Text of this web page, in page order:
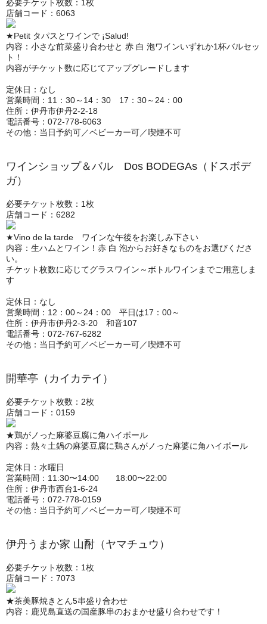
必要チケット枚数：1枚
店舗コード：6063
★Petit タパスとワインで ¡Salud!
内容：小さな前菜盛り合わせと 赤 白 泡ワインいずれか1杯バルセッ
ト！
内容がチケット数に応じてアップグレードします
定休日：なし
営業時間：11：30～14：30 17：30～24：00
住所：伊丹市伊丹2-2-18
電話番号：072-778-6063
その他：当日予約可／ベビーカー可／喫煙不可
ワインショップ＆バル Dos BODEGAs（ドスボデ
ガ）
必要チケット枚数：1枚
店舗コード：6282
★Vino de la tarde ワインな午後をお楽しみ下さい
内容：生ハムとワイン！赤 白 泡からお好きなものをお選びくださ
い。
チケット枚数に応じてグラスワイン～ボトルワインまでご用意しま
す
定休日：なし
営業時間：12：00～24：00 平日は17：00～
住所：伊丹市伊丹2-3-20 和音107
電話番号：072-767-6282
その他：当日予約可／ベビーカー可／喫煙不可
開華亭（カイカテイ）
必要チケット枚数：2枚
店舗コード：0159
★鶏がノった麻婆豆腐に角ハイボール
内容：熱々土鍋の麻婆豆腐に鶏さんがノった麻婆に角ハイボール
定休日：水曜日
営業時間：11:30〜14:00 18:00〜22:00
住所：伊丹市西台1-6-24
電話番号：072-778-0159
その他：当日予約可／ベビーカー可／喫煙不可
伊丹うまか家 山酎（ヤマチュウ）
必要チケット枚数：1枚
店舗コード：7073
★茶美豚焼きとん5串盛り合わせ
内容：鹿児島直送の国産豚串のおまかせ盛り合わせです！